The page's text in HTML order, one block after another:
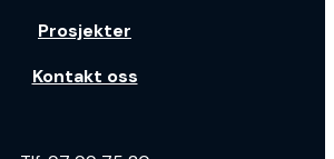
Prosjekter
Kontakt oss